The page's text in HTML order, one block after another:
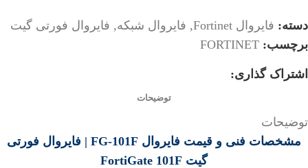
دسته: فایروال Fortinet , فایروال شبکه, فایروال فورتی گیت
برچسب: FORTINET
اشتراک گذاری:
توضیحات
توضیحات
مشخصات فنی و قیمت فایروال FG-101F | فایروال فورتی
گیت FortiGate 101F